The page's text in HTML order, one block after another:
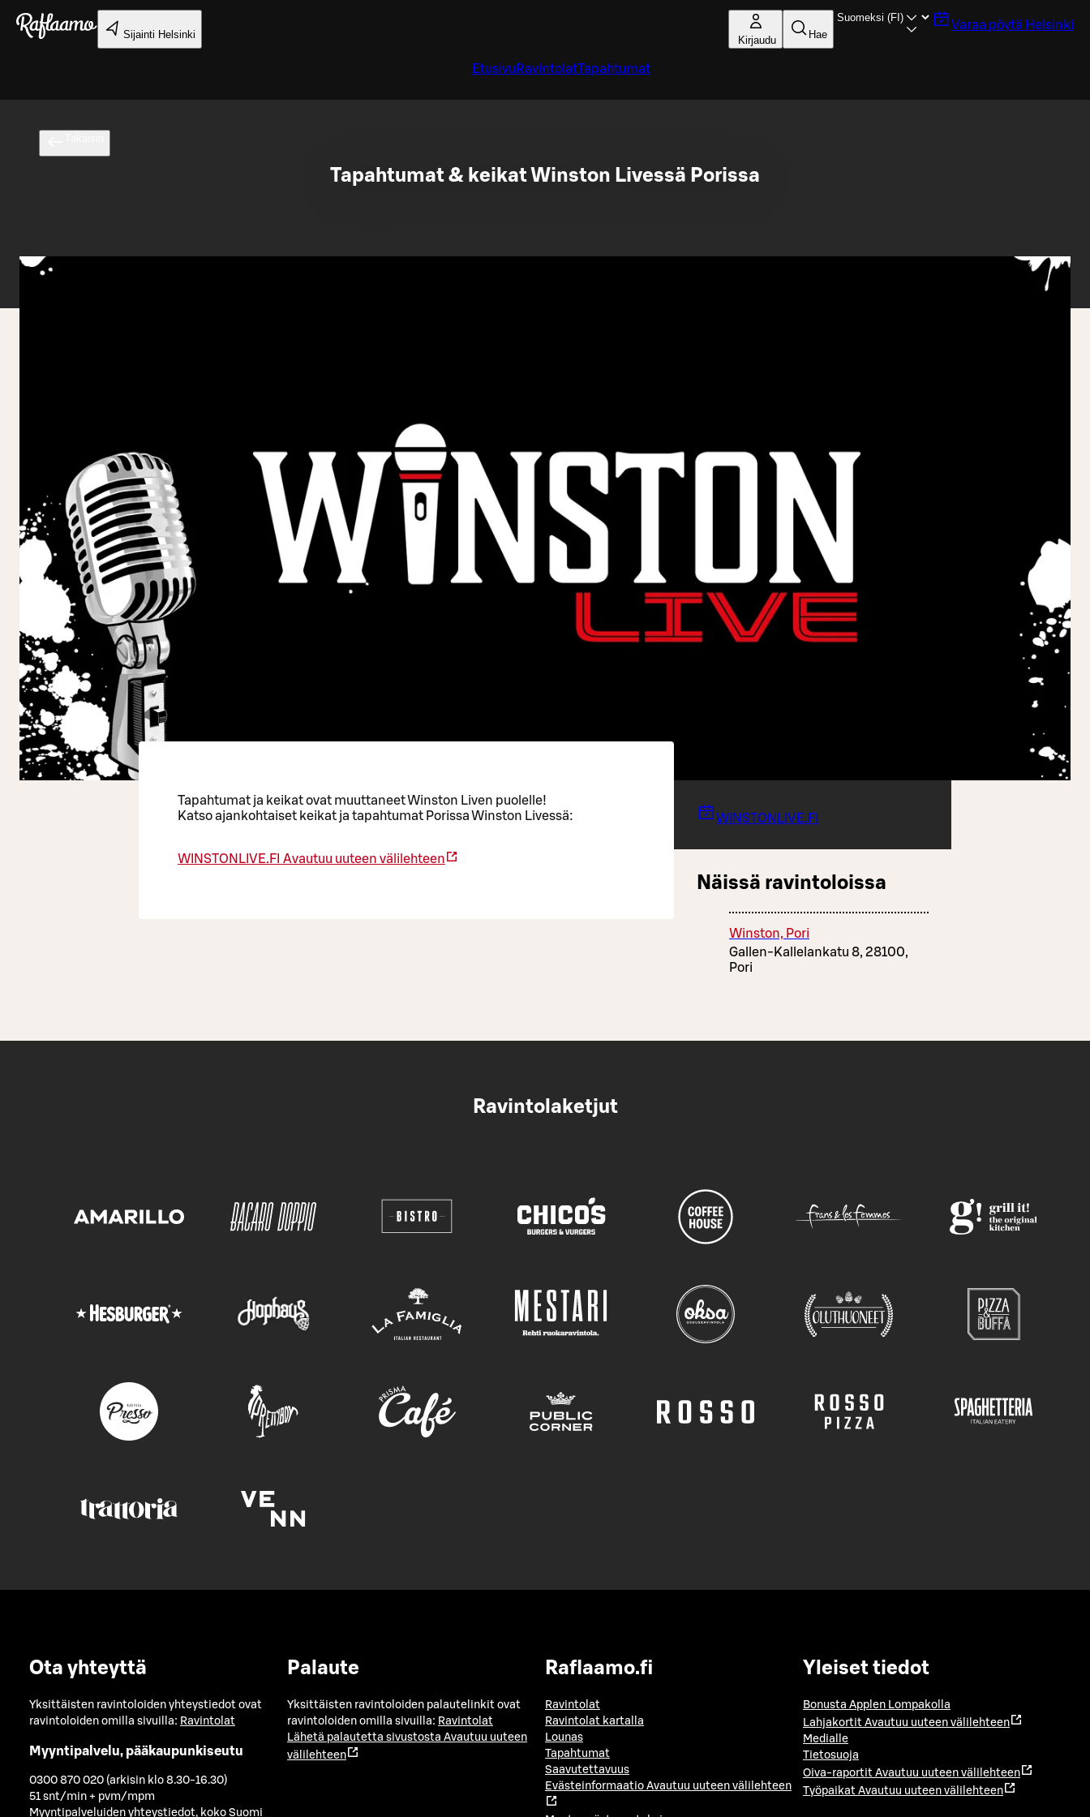
Siirry pääsisältöön
Sijainti Helsinki Kirjaudu Hae
Varaa pöytä Helsinki
Etusivu RavintolatTapahtumat
Tapahtumat & keikat Winston Livessä Porissa
Tapahtumat ja keikat ovat muuttaneet Winston Liven puolelle!
Katso ajankohtaiset keikat ja tapahtumat Porissa Winston Livessä:
WINSTONLIVE.FI Avautuu uuteen välilehteen
WINSTONLIVE.FI
Näissä ravintoloissa
Winston, Pori
Gallen-Kallelankatu 8, 28100,
Pori
Ravintolaketjut
Ota yhteyttä
Yksittäisten ravintoloiden yhteystiedot ovat
ravintoloiden omilla sivuilla: Ravintolat
Myyntipalvelu, pääkaupunkiseutu
0300 870 020 (arkisin klo 8.30-16.30)
51 snt/min + pvm/mpm
Myyntipalveluiden yhteystiedot, koko Suomi
Palaute
Yksittäisten ravintoloiden palautelinkit ovat
ravintoloiden omilla sivuilla: Ravintolat
Lähetä palautetta sivustosta Avautuu uuteen
välilehteen
Raflaamo.fi
Ravintolat
Ravintolat kartalla
Lounas
Tapahtumat
Saavutettavuus
Evästeinformaatio Avautuu uuteen välilehteen
Yleiset tiedot
Bonusta Applen Lompakolla
Lahjakortit Avautuu uuteen välilehteen
Medialle
Tietosuoja
Oiva-raportit Avautuu uuteen välilehteen
Työpaikat Avautuu uuteen välilehteen